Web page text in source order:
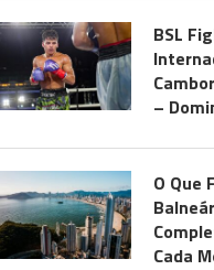
BSL
–
O Que
Cada